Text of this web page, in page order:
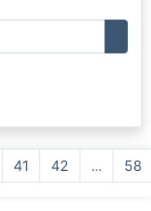
41 42 ... 58